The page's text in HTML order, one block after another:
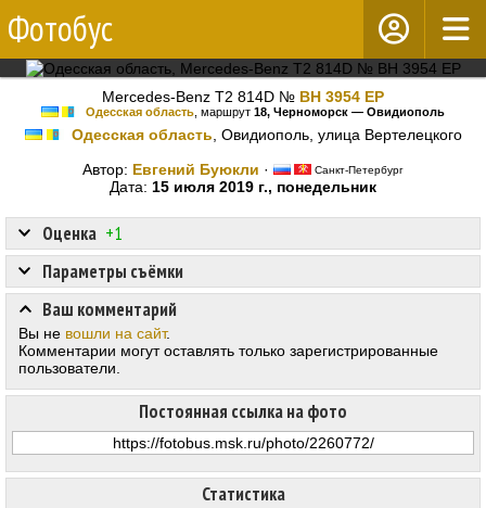
Фотобус
Mercedes-Benz T2 814D № BH 3954 EP
Одесская область , маршрут 18, Черноморск — Овидиополь
Одесская область , Овидиополь, улица Вертелецкого
Автор: Евгений Буюкли · Санкт-Петербург
Дата: 15 июля 2019 г., понедельник
Статистика
Оценка +1
Постоянная ссылка на фото
Параметры съёмки
Ваш комментарий
Вы не вошли на сайт.
Комментарии могут оставлять только зарегистрированные
пользователи.